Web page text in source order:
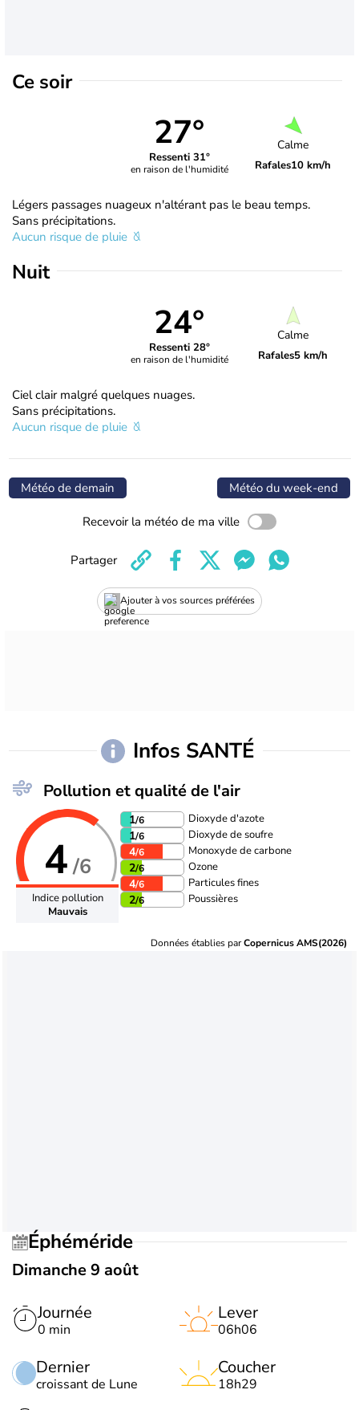
Ce soir
27°
Ressenti 31°
en raison de l'humidité
Calme
Rafales10 km/h
Légers passages nuageux n'altérant pas le beau temps.
Sans précipitations.
Aucun risque de pluie
Nuit
24°
Ressenti 28°
en raison de l'humidité
Calme
Rafales5 km/h
Ciel clair malgré quelques nuages.
Sans précipitations.
Aucun risque de pluie
Météo de demain Météo du week-end
Recevoir la météo de ma ville
Ajouter à vos sources préférées
Partager
Infos SANTÉ
Pollution et qualité de l'air
4/6
Indice pollution
Mauvais
1/6 Dioxyde d'azote
1/6 Dioxyde de soufre
4/6 Monoxyde de carbone
2/6 Ozone
4/6 Particules fines
2/6 Poussières
Données établies parCopernicus AMS(2026)
Éphéméride
Dimanche 9 août
Journée
0 min
Dernier
croissant de Lune
Lever
06h06
Coucher
18h29